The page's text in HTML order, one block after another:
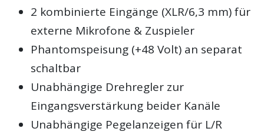
2 kombinierte Eingänge (XLR/6,3 mm) für
externe Mikrofone & Zuspieler
Phantomspeisung (+48 Volt) an separat
schaltbar
Unabhängige Drehregler zur
Eingangsverstärkung beider Kanäle
Unabhängige Pegelanzeigen für L/R